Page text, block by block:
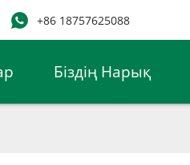
+86 18757625088
Біздің Нарық